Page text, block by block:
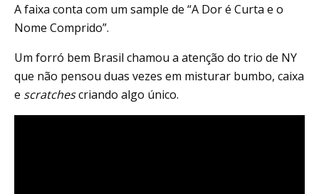
A faixa conta com um sample de “A Dor é Curta e o
Nome Comprido”.
Um forró bem Brasil chamou a atenção do trio de NY
que não pensou duas vezes em misturar bumbo, caixa
e scratchescriando algo único.